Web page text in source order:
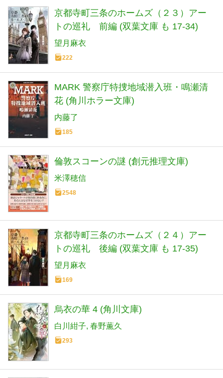
京都寺町三条のホームズ（２３）アー
トの巡礼 前編 (双葉文庫 も 17-34)
望月麻衣
222
MARK 警察庁特捜地域潜入班・鳴瀬清
花 (角川ホラー文庫)
内藤了
185
倫敦スコーンの謎 (創元推理文庫)
米澤穂信
2548
京都寺町三条のホームズ（２４）アー
トの巡礼 後編 (双葉文庫 も 17-35)
望月麻衣
169
烏衣の華 4 (角川文庫)
白川紺子 春野薫久
293